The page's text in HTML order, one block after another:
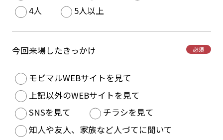
4人
5人以上
今回来場したきっかけ 必須
モビマルWEBサイトを見て
上記以外のWEBサイトを見て
SNSを見て
チラシを見て
知人や友人、家族など人づてに聞いて